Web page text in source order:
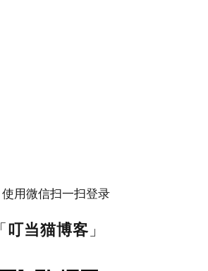
使用微信扫一扫登录
「叮当猫博客 」